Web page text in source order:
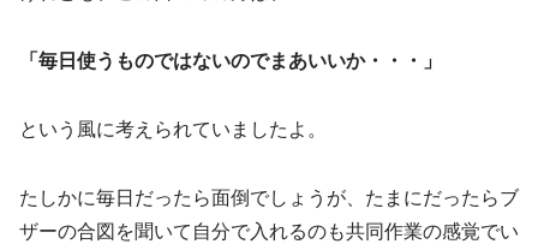
「毎日使うものではないのでまあいいか・・・」
という風に考えられていましたよ。
たしかに毎日だったら面倒でしょうが、たまにだったらブ
ザーの合図を聞いて自分で入れるのも共同作業の感覚でい